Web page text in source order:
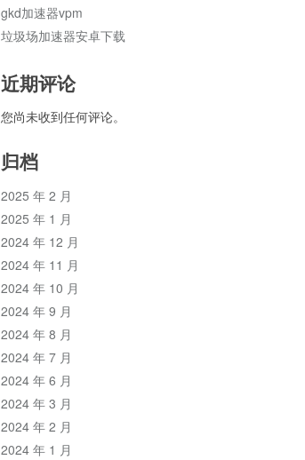
gkd加速器vpm
垃圾场加速器安卓下载
近期评论
您尚未收到任何评论。
归档
2025 年 2 月
2025 年 1 月
2024 年 12 月
2024 年 11 月
2024 年 10 月
2024 年 9 月
2024 年 8 月
2024 年 7 月
2024 年 6 月
2024 年 3 月
2024 年 2 月
2024 年 1 月